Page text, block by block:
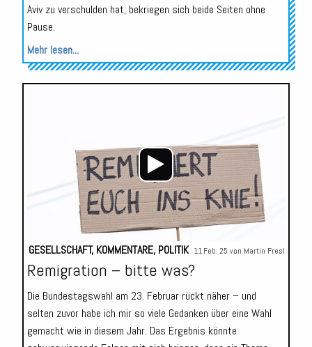
Aviv zu verschulden hat, bekriegen sich beide Seiten ohne
Pause.
Mehr lesen...
GESELLSCHAFT, KOMMENTARE, POLITIK 11.Feb. 25 von Martin Fresl
Remigration – bitte was?
Die Bundestagswahl am 23. Februar rückt näher – und
selten zuvor habe ich mir so viele Gedanken über eine Wahl
gemacht wie in diesem Jahr. Das Ergebnis könnte